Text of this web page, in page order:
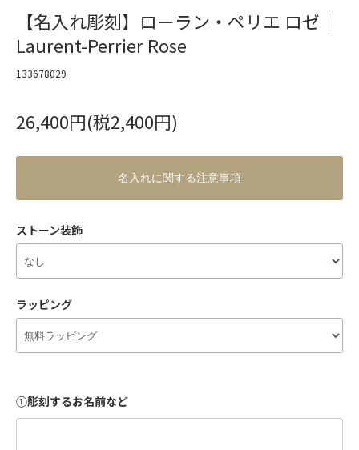
【名入れ彫刻】ローラン・ペリエ ロゼ｜
Laurent-Perrier Rose
133678029
26,400円(税2,400円)
名入れに関する注意事項
ストーン装飾
ラッピング
①彫刻するお名前など